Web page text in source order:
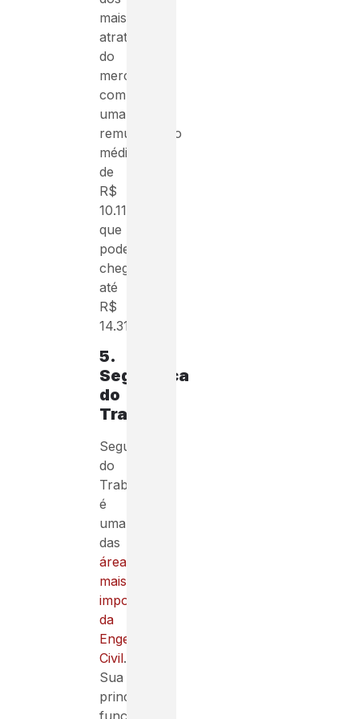
mais
atrativos
do
mercado,
com
uma
remuneração
média
de
R$
10.110,38,
que
pode
chegar
até
R$
14.313,49.
5.
Segurança
do
Trabalho
Segurança
do
Trabalho
é
uma
das
áreas
mais
importantes
da
Engenharia
Civil.
Sua
principal